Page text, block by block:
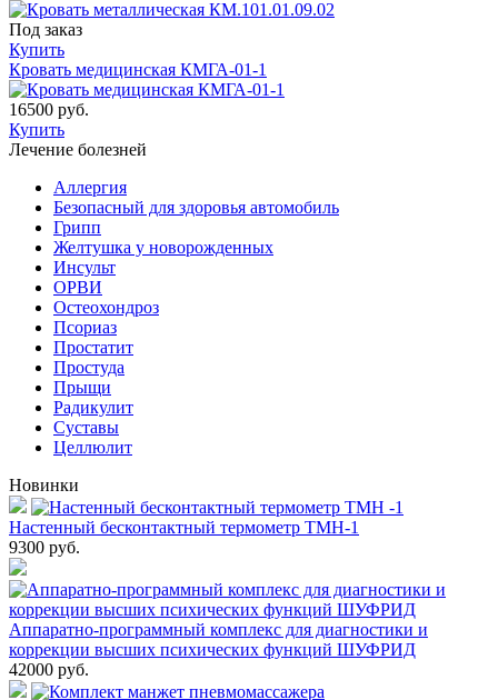
Под заказ
Купить
Кровать медицинская КМГА-01-1
16500 руб.
Купить
Лечение болезней
Аллергия
Безопасный для здоровья автомобиль
Грипп
Желтушка у новорожденных
Инсульт
ОРВИ
Остеохондроз
Пcориаз
Простатит
Простуда
Прыщи
Радикулит
Суставы
Целлюлит
Новинки
Настенный бесконтактный термометр ТМН-1
9300 руб.
Аппаратно-программный комплекс для диагностики и
коррекции высших психических функций ШУФРИД
42000 руб.